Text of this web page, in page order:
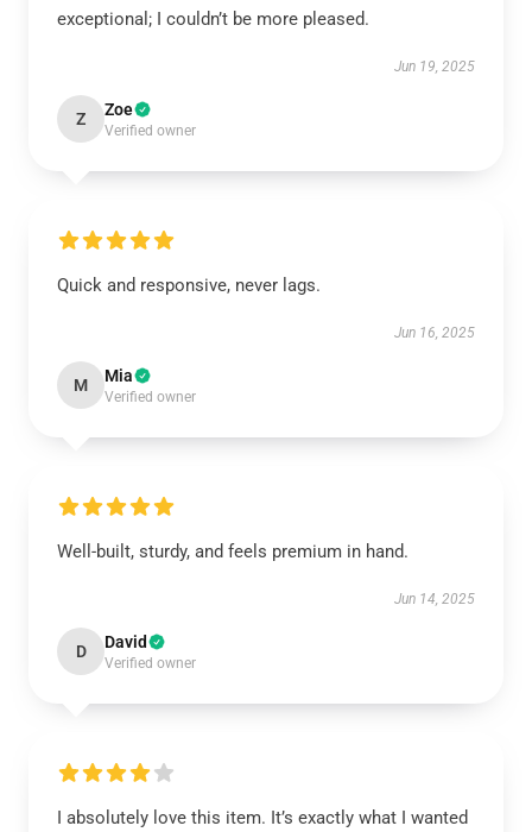
exceptional; I couldn’t be more pleased.
Jun 19, 2025
Z Zoe
Verified owner
Quick and responsive, never lags.
Jun 16, 2025
M Mia
Verified owner
Well-built, sturdy, and feels premium in hand.
Jun 14, 2025
D David
Verified owner
I absolutely love this item. It’s exactly what I wanted